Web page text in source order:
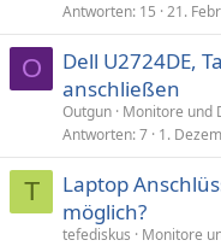
Antworten 15 21.
O
Dell U2724DE,
anschließen
Outgun Monitore und
Antworten 7 1.
T
Laptop
möglich?
tefediskus
Monitore